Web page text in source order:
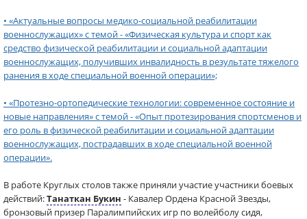
• «Актуальные вопросы медико-социальной реабилитации
военнослужащих» с темой - «Физическая культура и спорт как
средство физической реабилитации и социальной адаптации
военнослужащих, получивших инвалидность в результате тяжелого
ранения в ходе специальной военной операции»;
• «Протезно-ортопедические технологии: современное состояние и
новые направления» с темой - «Опыт протезирования спортсменов и
его роль в физической реабилитации и социальной адаптации
военнослужащих, пострадавших в ходе специальной военной
операции».
В работе Круглых столов также приняли участие участники боевых
действий:Танаткан Букин - Кавалер Ордена Красной Звезды,
бронзовый призер Паралимпийских игр по волейболу сидя,